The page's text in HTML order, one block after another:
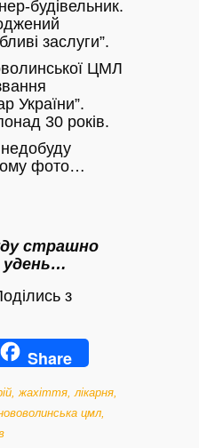
будівельник.
заслуги”.
ЦМЛ
України”.
30 років.
недобуду
фото…
страшно
удень…
з
Share
жахіття лікарня
цмл